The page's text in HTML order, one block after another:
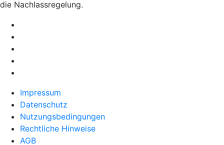
die Nachlassregelung.
Impressum
Datenschutz
Nutzungsbedingungen
Rechtliche Hinweise
AGB